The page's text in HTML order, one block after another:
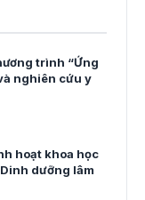
trình “Ứng
nghiên cứu y
hoạt khoa học
dưỡng lâm